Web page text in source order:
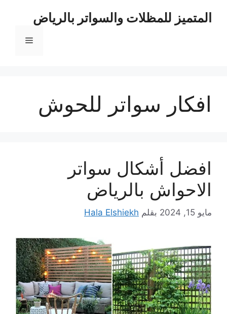
المتميز للمظلات والسواتر بالرياض
القائمة
افكار سواتر للحوش
افضل أشكال سواتر
الاحواش بالرياض
مايو 15, 2024 بقلم Hala Elshiekh